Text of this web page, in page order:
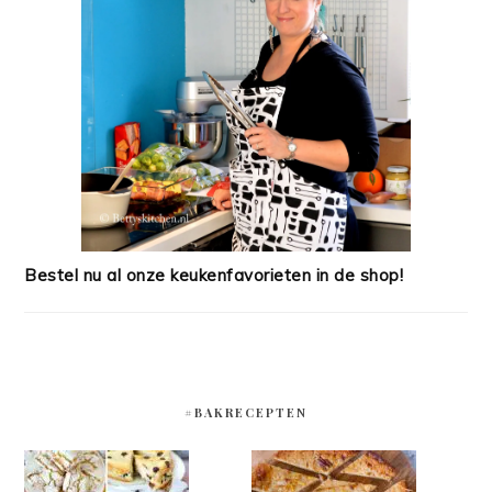
Bestel nu al onze keukenfavorieten in de shop!
#BAKRECEPTEN